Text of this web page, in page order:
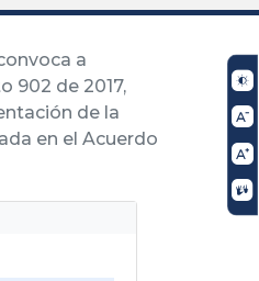
a
902 de 2017,
de la
en el Acuerdo